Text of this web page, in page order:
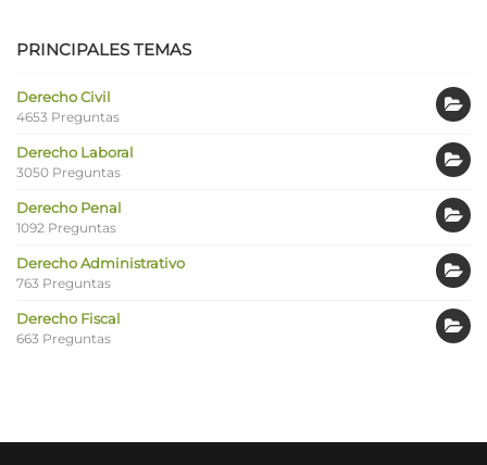
PRINCIPALES TEMAS
Derecho Civil
4653 Preguntas
Derecho Laboral
3050 Preguntas
Derecho Penal
1092 Preguntas
Derecho Administrativo
763 Preguntas
Derecho Fiscal
663 Preguntas